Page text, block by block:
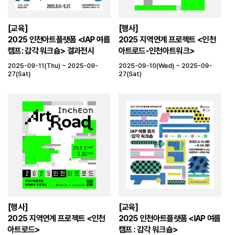
[교육]
2025 인천아트플랫폼 <IAP 여름
캠프: 감각 워크숍> 결과전시
2025-09-11(Thu) ~ 2025-09-
27(Sat)
[행사]
2025 지역연계 프로젝트 <인천
아트로드-인천아트워크>
2025-09-10(Wed) ~ 2025-09-
27(Sat)
[행사]
2025 지역연계 프로젝트 <인천
아트로드>
[교육]
2025 인천아트플랫폼 <IAP 여름
캠프 : 감각 워크숍>